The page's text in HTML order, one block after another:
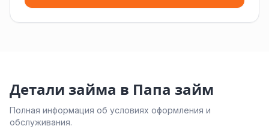
Детали займа в Папа займ
Полная информация об условиях оформления и
обслуживания.